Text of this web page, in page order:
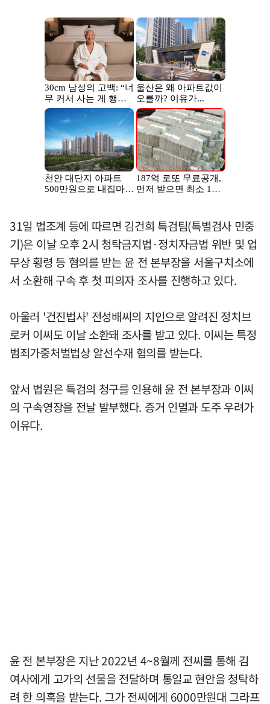
31일 법조계 등에 따르면 김건희 특검팀(특별검사 민중
기)은 이날 오후 2시 청탁금지법·정치자금법 위반 및 업
무상 횡령 등 혐의를 받는 윤 전 본부장을 서울구치소에
서 소환해 구속 후 첫 피의자 조사를 진행하고 있다.
아울러 '건진법사' 전성배씨의 지인으로 알려진 정치브
로커 이씨도 이날 소환돼 조사를 받고 있다. 이씨는 특정
범죄가중처벌법상 알선수재 혐의를 받는다.
앞서 법원은 특검의 청구를 인용해 윤 전 본부장과 이씨
의 구속영장을 전날 발부했다. 증거 인멸과 도주 우려가
이유다.
윤 전 본부장은 지난 2022년 4~8월께 전씨를 통해 김
여사에게 고가의 선물을 전달하며 통일교 현안을 청탁하
려 한 의혹을 받는다. 그가 전씨에게 6000만원대 그라프